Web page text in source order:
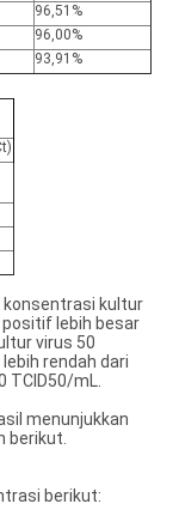
96,51%
96,00%
93,91%
konsentrasi kultur
lebih besar
virus 50
rendah dari
TCID50/mL.
menunjukkan
berikut.
berikut: